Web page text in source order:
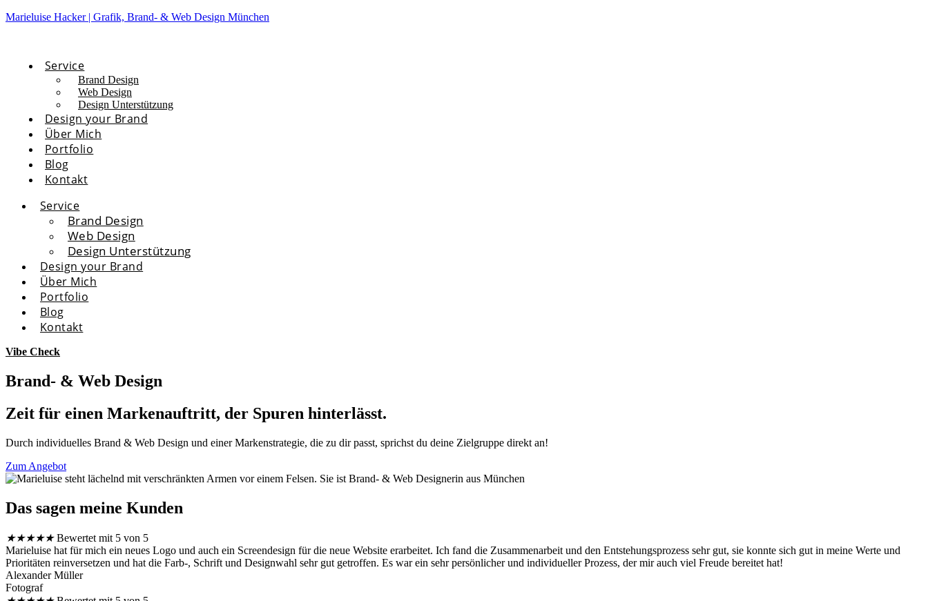
Marieluise Hacker | Grafik, Brand- & Web Design München
Service
Brand Design
Web Design
Design Unterstützung
Design your Brand
Über Mich
Portfolio
Blog
Kontakt
Service
Brand Design
Web Design
Design Unterstützung
Design your Brand
Über Mich
Portfolio
Blog
Kontakt
Vibe Check
Brand- & Web Design
Zeit für einen Markenauftritt, der Spuren hinterlässt.
Durch individuelles Brand & Web Design und einer Markenstrategie, die zu dir passt, sprichst du deine Zielgruppe direkt an!
Zum Angebot
Das sagen meine Kunden
★★★★★ Bewertet mit 5 von 5
Marieluise hat für mich ein neues Logo und auch ein Screendesign für die neue Website erarbeitet. Ich fand die Zusammenarbeit und den Entstehungsprozess sehr gut, sie konnte sich gut in meine Werte und
Prioritäten reinversetzen und hat die Farb-, Schrift und Designwahl sehr gut getroffen. Es war ein sehr persönlicher und individueller Prozess, der mir auch viel Freude bereitet hat!
Alexander Müller
Fotograf